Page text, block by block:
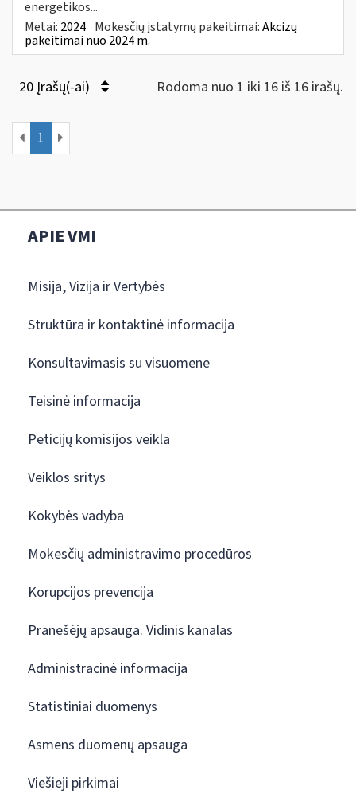
energetikos...
Metai: 2024 Mokesčių įstatymų pakeitimai:Akcizų
pakeitimai nuo 2024 m.
20 Įrašų(-ai) Rodoma nuo 1 iki 16 iš 16 irašų.
1
APIE VMI
Misija, Vizija ir Vertybės
Struktūra ir kontaktinė informacija
Konsultavimasis su visuomene
Teisinė informacija
Peticijų komisijos veikla
Veiklos sritys
Kokybės vadyba
Mokesčių administravimo procedūros
Korupcijos prevencija
Pranešėjų apsauga. Vidinis kanalas
Administracinė informacija
Statistiniai duomenys
Asmens duomenų apsauga
Viešieji pirkimai